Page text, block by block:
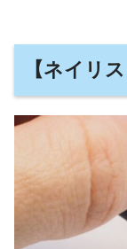
【ネイリ